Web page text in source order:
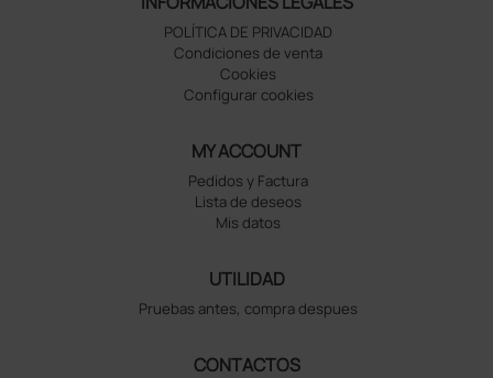
POLÍTICA DE PRIVACIDAD
Condiciones de venta
Cookies
Configurar cookies
MY ACCOUNT
Pedidos y Factura
Lista de deseos
Mis datos
UTILIDAD
Pruebas antes, compra despues
CONTACTOS